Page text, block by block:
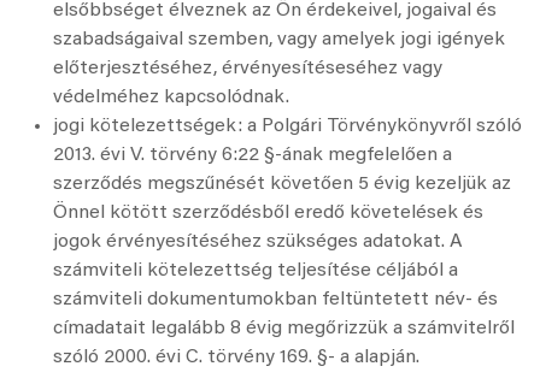
elsőbbséget élveznek az Ön érdekeivel, jogaival és
szabadságaival szemben, vagy amelyek jogi igények
előterjesztéséhez, érvényesítéseséhez vagy
védelméhez kapcsolódnak.
jogi kötelezettségek: a Polgári Törvénykönyvről szóló
2013. évi V. törvény 6:22 §-ának megfelelően a
szerződés megszűnését követően 5 évig kezeljük az
Önnel kötött szerződésből eredő követelések és
jogok érvényesítéséhez szükséges adatokat. A
számviteli kötelezettség teljesítése céljából a
számviteli dokumentumokban feltüntetett név- és
címadatait legalább 8 évig megőrizzük a számvitelről
szóló 2000. évi C. törvény 169. §- a alapján.